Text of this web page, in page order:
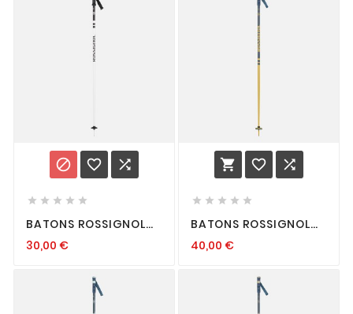
  
    
BATONS ROSSIGNOL
30,00 €
  
    
BATONS ROSSIGNOL
40,00 €